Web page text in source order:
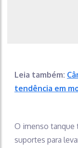
Leia também:
tendência em
O imenso tanque
suportes para